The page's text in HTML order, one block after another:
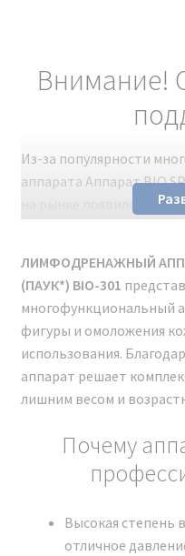
Внимание!
Из-за популярности
аппарата Аппарат BIO
на рынке появилось
аппараты не обладают
характеристиками.
получить качественное
покупать только
модели.
Для легкой проверки
расположенного обычно
Достаточно приложить
смартфона появится
свидетельствовать об
ЛИМФОДРЕНАЖНЫЙ
(ПАУК*) BIO-301
многофункциональный
фигуры и омоложения
использования.
аппарат решает
лишним весом и
Почему
Высокая степень
отличное